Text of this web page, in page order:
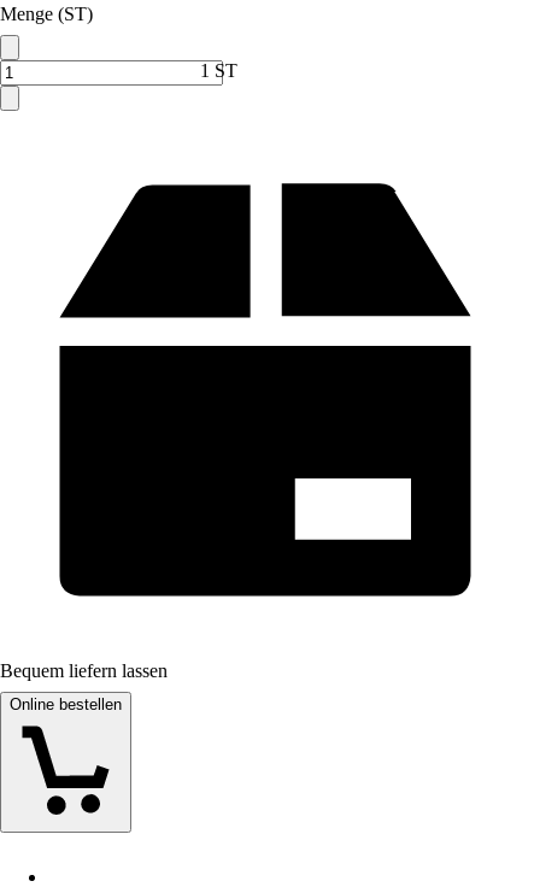
Menge (ST)
1 ST
Bequem liefern lassen
Online bestellen